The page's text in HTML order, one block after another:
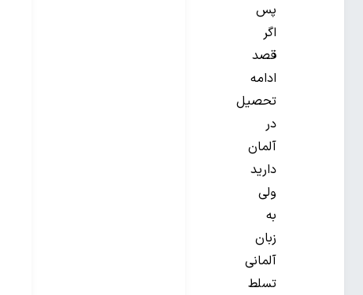
پس
اگر
قصد
ادامه
تحصیل
در
آلمان
دارید
ولی
به
زبان
آلمانی
تسلط